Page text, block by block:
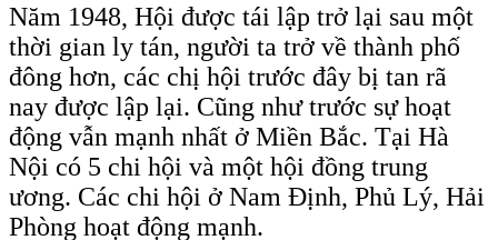
Năm 1948, Hội được tái lập trở lại sau một
thời gian ly tán, người ta trở về thành phố
đông hơn, các chị hội trước đây bị tan rã
nay được lập lại. Cũng như trước sự hoạt
động vẫn mạnh nhất ở Miền Bắc. Tại Hà
Nội có 5 chi hội và một hội đồng trung
ương. Các chi hội ở Nam Định, Phủ Lý, Hải
Phòng hoạt động mạnh.